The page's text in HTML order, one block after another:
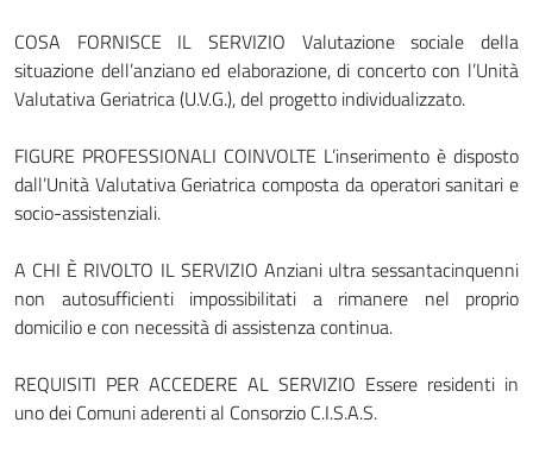
COSA FORNISCE IL SERVIZIO Valutazione sociale della
situazione dell’anziano ed elaborazione, di concerto con l’Unità
Valutativa Geriatrica (U.V.G.), del progetto individualizzato.
FIGURE PROFESSIONALI COINVOLTE L’inserimento è disposto
dall’Unità Valutativa Geriatrica composta da operatori sanitari e
socio-assistenziali.
A CHI È RIVOLTO IL SERVIZIO Anziani ultra sessantacinquenni
non autosufficienti impossibilitati a rimanere nel proprio
domicilio e con necessità di assistenza continua.
REQUISITI PER ACCEDERE AL SERVIZIO Essere residenti in
uno dei Comuni aderenti al Consorzio C.I.S.A.S.